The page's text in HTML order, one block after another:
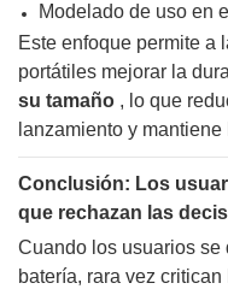
Modelado de uso en
Este enfoque permite a
portátiles mejorar la
su tamaño , lo que
lanzamiento y
Conclusión: Los
que rechazan las
Cuando los usuarios se
batería, rara vez